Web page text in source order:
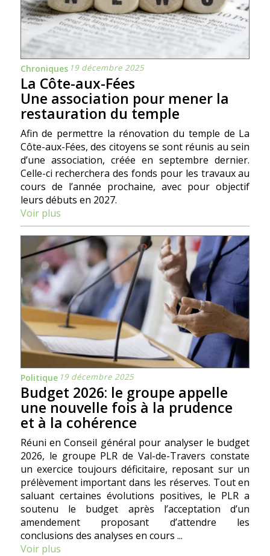
Chroniques 19 décembre 2025
La Côte-aux-Fées
Une association pour mener la
restauration du temple
Afin de permettre la rénovation du temple de La
Côte-aux-Fées, des citoyens se sont réunis au sein
d’une association, créée en septembre dernier.
Celle-ci recherchera des fonds pour les travaux au
cours de l’année prochaine, avec pour objectif
leurs débuts en 2027.
Voir plus
Politique 19 décembre 2025
Budget 2026: le groupe appelle
une nouvelle fois à la prudence
et à la cohérence
Réuni en Conseil général pour analyser le budget
2026, le groupe PLR de Val-de-Travers constate
un exercice toujours déficitaire, reposant sur un
prélèvement important dans les réserves. Tout en
saluant certaines évolutions positives, le PLR a
soutenu le budget après l’acceptation d’un
amendement proposant d’attendre les
conclusions des analyses en cours ...
Voir plus